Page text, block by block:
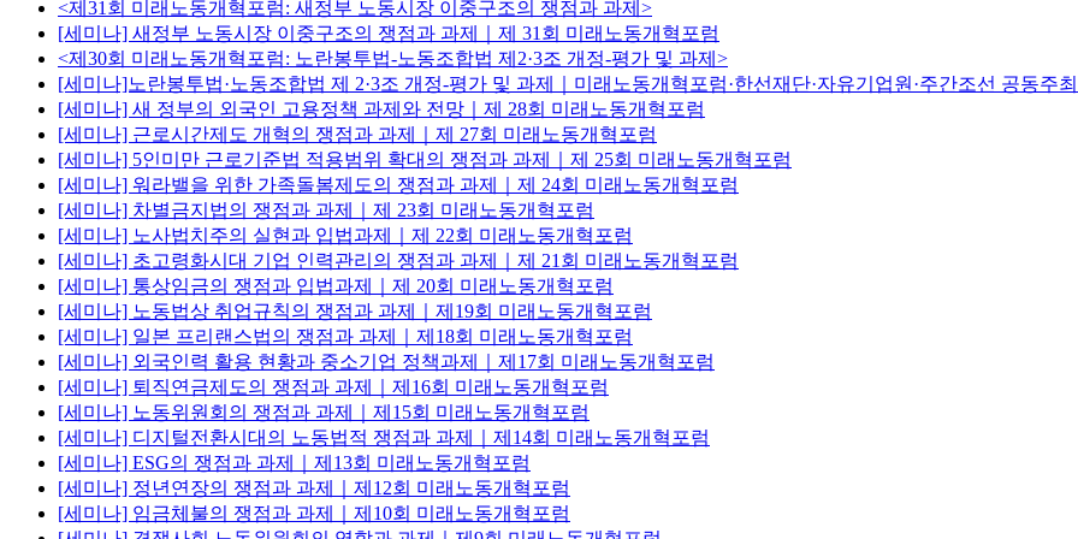
<제31회 미래노동개혁포럼: 새정부 노동시장 이중구조의 쟁점과 과제>
[세미나] 새정부 노동시장 이중구조의 쟁점과 과제｜제 31회 미래노동개혁포럼
<제30회 미래노동개혁포럼: 노란봉투법-노동조합법 제2·3조 개정-평가 및 과제>
[세미나]노란봉투법·노동조합법 제 2·3조 개정-평가 및 과제｜미래노동개혁포럼·한선재단·자유기업원·주간조선 공동주
[세미나] 새 정부의 외국인 고용정책 과제와 전망｜제 28회 미래노동개혁포럼
[세미나] 근로시간제도 개혁의 쟁점과 과제｜제 27회 미래노동개혁포럼
[세미나] 5인미만 근로기준법 적용범위 확대의 쟁점과 과제｜제 25회 미래노동개혁포럼
[세미나] 워라밸을 위한 가족돌봄제도의 쟁점과 과제｜제 24회 미래노동개혁포럼
[세미나] 차별금지법의 쟁점과 과제｜제 23회 미래노동개혁포럼
[세미나] 노사법치주의 실현과 입법과제｜제 22회 미래노동개혁포럼
[세미나] 초고령화시대 기업 인력관리의 쟁점과 과제｜제 21회 미래노동개혁포럼
[세미나] 통상임금의 쟁점과 입법과제｜제 20회 미래노동개혁포럼
[세미나] 노동법상 취업규칙의 쟁점과 과제｜제19회 미래노동개혁포럼
[세미나] 일본 프리랜스법의 쟁점과 과제｜제18회 미래노동개혁포럼
[세미나] 외국인력 활용 현황과 중소기업 정책과제｜제17회 미래노동개혁포럼
[세미나] 퇴직연금제도의 쟁점과 과제｜제16회 미래노동개혁포럼
[세미나] 노동위원회의 쟁점과 과제｜제15회 미래노동개혁포럼
[세미나] 디지털전환시대의 노동법적 쟁점과 과제｜제14회 미래노동개혁포럼
[세미나] ESG의 쟁점과 과제｜제13회 미래노동개혁포럼
[세미나] 정년연장의 쟁점과 과제｜제12회 미래노동개혁포럼
[세미나] 임금체불의 쟁점과 과제｜제10회 미래노동개혁포럼